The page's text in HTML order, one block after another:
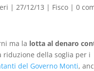
| 27/12/13 | Fisco| 0
ma la lotta al denaro
riduzione della soglia per i
del Governo Monti,